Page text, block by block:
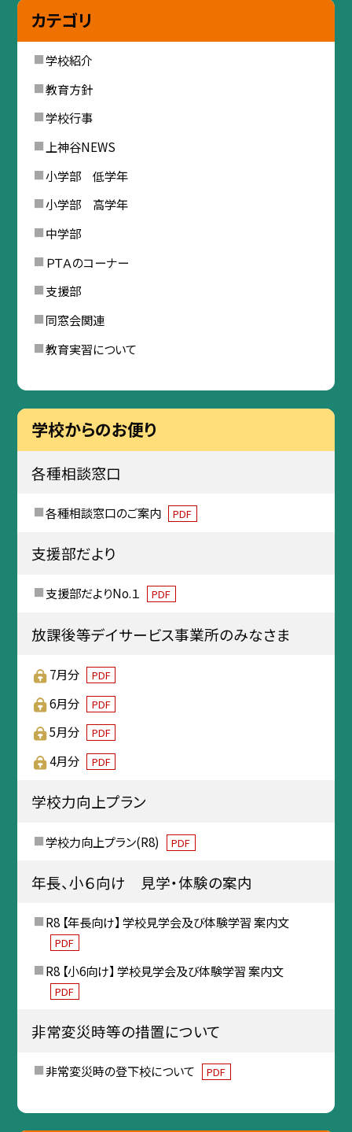
カテゴリ
学校紹介
教育方針
学校行事
上神谷NEWS
小学部 低学年
小学部 高学年
中学部
ＰＴＡのコーナー
支援部
同窓会関連
教育実習について
学校からのお便り
各種相談窓口
各種相談窓口のご案内 PDF
支援部だより
支援部だよりNo.１ PDF
放課後等デイサービス事業所のみなさま
7月分 PDF
6月分 PDF
5月分 PDF
4月分 PDF
学校力向上プラン
学校力向上プラン(R8) PDF
年長、小６向け 見学・体験の案内
R8 【年長向け】 学校見学会及び体験学習 案内文
PDF
R8 【小6向け】 学校見学会及び体験学習 案内文
PDF
非常変災時等の措置について
非常変災時の登下校について PDF